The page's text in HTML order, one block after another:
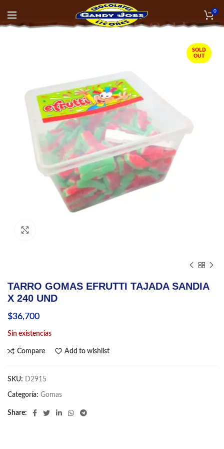
0
SOLD
OUT
TARRO GOMAS EFRUTTI TAJADA SANDIA
X 240 UND
$36,700
Sin existencias
Compare Add to wishlist
SKU: D2915
Categoría: Gomas
Share